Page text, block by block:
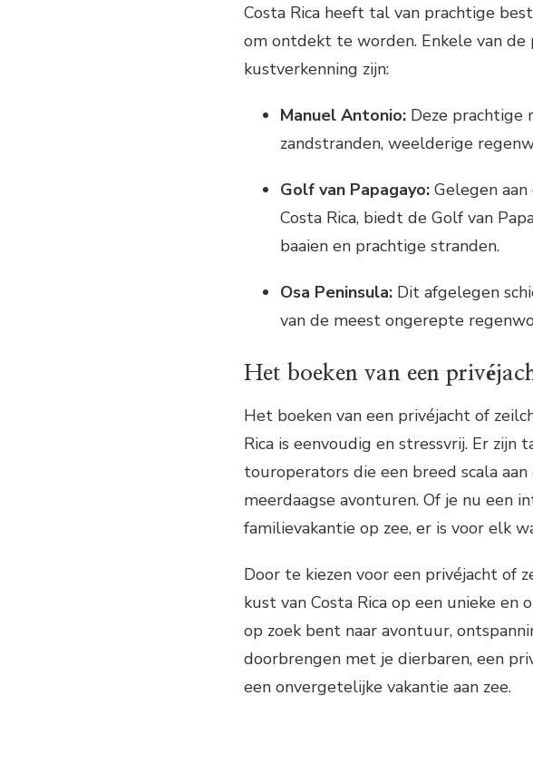
Costa Rica heeft tal van prachtige
om ontdekt te worden. Enkele van
kustverkenning zijn:
Manuel Antonio: Deze prachtige
zandstranden, weelderige
Golf van Papagayo: Gelegen
Costa Rica, biedt de Golf van
baaien en prachtige stranden.
Osa Peninsula: Dit afgelegen
van de meest ongerepte
Het boeken van een
Het boeken van een privéjacht of
Rica is eenvoudig en stressvrij. Er zijn
touroperators die een breed scala
meerdaagse avonturen. Of je nu een
familievakantie op zee, er is voor elk
Door te kiezen voor een privéjacht of
kust van Costa Rica op een unieke en
op zoek bent naar avontuur,
doorbrengen met je dierbaren, een
een onvergetelijke vakantie aan zee.